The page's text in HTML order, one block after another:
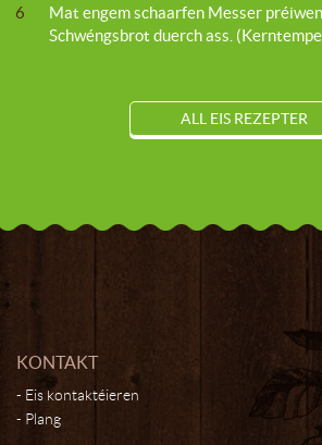
6
Mat engem schaarfen Messer
Schwéngsbrot duerch ass.
ALL EIS REZEPTER
KONTAKT
Eis kontaktéieren
Plang